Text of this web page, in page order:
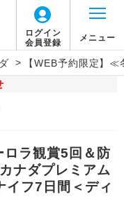
ログイン
会員登録
メニュー
>
【WEB予約限定】
ロラ観賞5回＆防
ナダプレミアム
イフ7日間＜ディ